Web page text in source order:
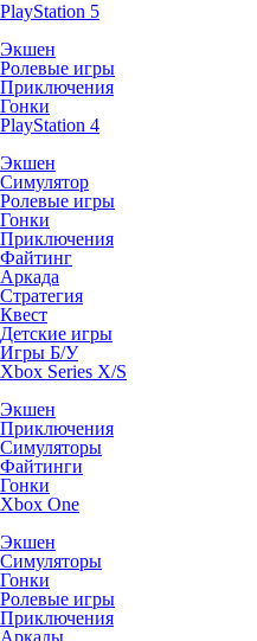
PlayStation 5
Экшен
Ролевые игры
Приключения
Гонки
PlayStation 4
Экшен
Симулятор
Ролевые игры
Гонки
Приключения
Файтинг
Аркада
Стратегия
Квест
Детские игры
Игры Б/У
Xbox Series X/S
Экшен
Приключения
Симуляторы
Файтинги
Гонки
Xbox One
Экшен
Симуляторы
Гонки
Ролевые игры
Приключения
Аркады